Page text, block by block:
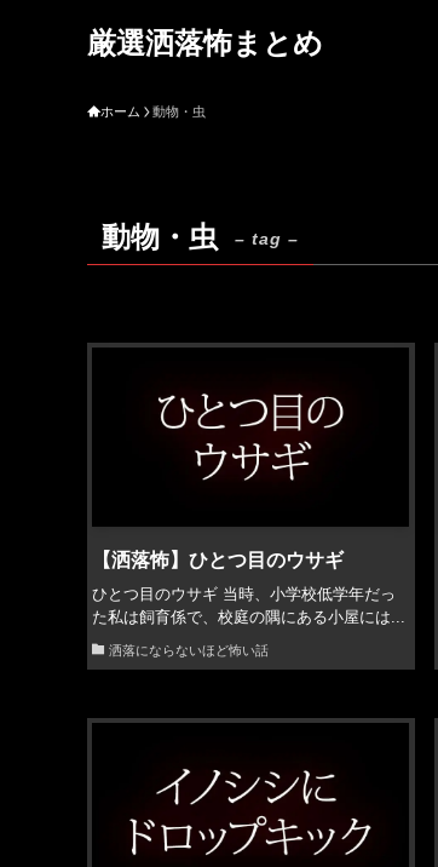
厳選洒落怖まとめ
ホーム 動物・虫
動物・虫 – tag –
【洒落怖】ひとつ目のウサギ
ひとつ目のウサギ 当時、小学校低学年だっ
た私は飼育係で、校庭の隅にある小屋には...
洒落にならないほど怖い話